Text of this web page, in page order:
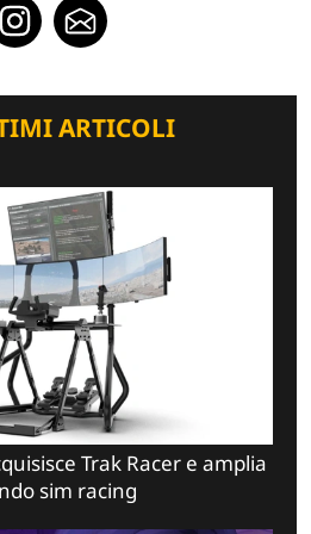
ARTICOLI
Trak Racer e amplia
sim racing